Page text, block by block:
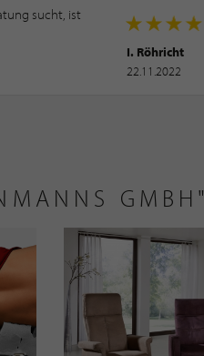
sucht, ist
I. Röhricht
22.11.2022
GMBH"